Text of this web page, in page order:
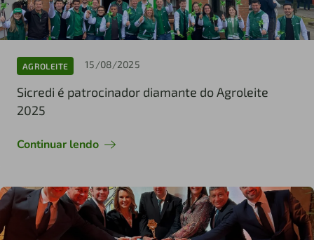
AGROLEITE 15/08/2025
Sicredi é patrocinador diamante do Agroleite
2025
Continuar lendo